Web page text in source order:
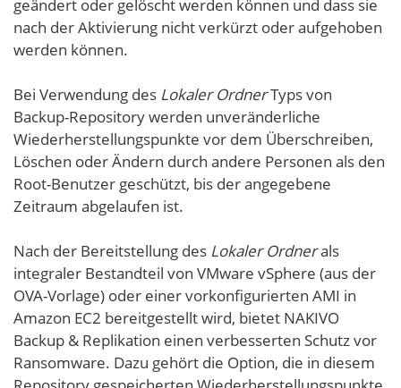
geändert oder gelöscht werden können und dass sie
nach der Aktivierung nicht verkürzt oder aufgehoben
werden können.
Bei Verwendung des Lokaler OrdnerTyps von
Backup-Repository werden unveränderliche
Wiederherstellungspunkte vor dem Überschreiben,
Löschen oder Ändern durch andere Personen als den
Root-Benutzer geschützt, bis der angegebene
Zeitraum abgelaufen ist.
Nach der Bereitstellung des Lokaler Ordnerals
integraler Bestandteil von VMware vSphere (aus der
OVA-Vorlage) oder einer vorkonfigurierten AMI in
Amazon EC2 bereitgestellt wird, bietet NAKIVO
Backup & Replikation einen verbesserten Schutz vor
Ransomware. Dazu gehört die Option, die in diesem